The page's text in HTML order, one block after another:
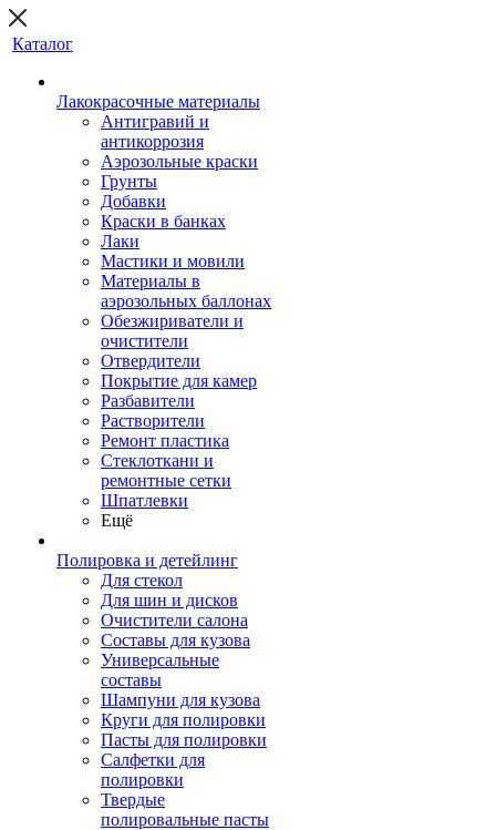
Каталог
Лакокрасочные материалы
Антигравий и
антикоррозия
Аэрозольные краски
Грунты
Добавки
Краски в банках
Лаки
Мастики и мовили
Материалы в
аэрозольных баллонах
Обезжириватели и
очистители
Отвердители
Покрытие для камер
Разбавители
Растворители
Ремонт пластика
Стеклоткани и
ремонтные сетки
Шпатлевки
Ещё
Полировка и детейлинг
Для стекол
Для шин и дисков
Очистители салона
Составы для кузова
Универсальные
составы
Шампуни для кузова
Круги для полировки
Пасты для полировки
Салфетки для
полировки
Твердые
полировальные пасты